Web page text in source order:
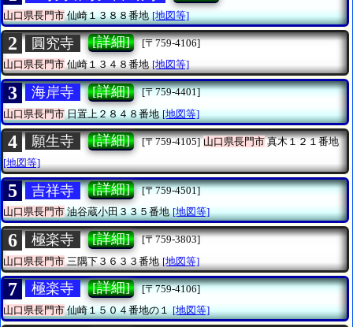
山口県長門市仙崎１３８８番地 [地図等]
2 圓究寺 [詳細]
[〒759-4106]
山口県長門市仙崎１３４８番地 [地図等]
3 海岸寺 [詳細]
[〒759-4401]
山口県長門市日置上２８４８番地 [地図等]
4 願生寺 [詳細] [〒759-4105] 山口県長門市真木１２１番地
[地図等]
5 吉祥寺 [詳細]
[〒759-4501]
山口県長門市油谷蔵小田３３５番地 [地図等]
6 極楽寺 [詳細]
[〒759-3803]
山口県長門市 三隅下３６３３番地 [地図等]
7 極楽寺 [詳細]
[〒759-4106]
山口県長門市仙崎１５０４番地の１ [地図等]